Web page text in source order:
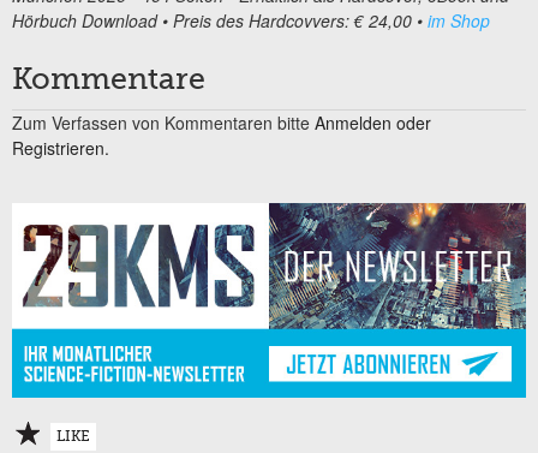
Hörbuch Download • Preis des Hardcovvers: € 24,00 • im Shop
Kommentare
Zum Verfassen von Kommentaren bitte Anmelden oder
Registrieren.
LIKE